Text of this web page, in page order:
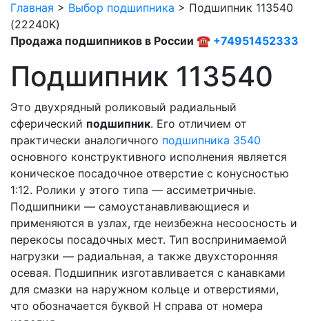
Главная > Выбор подшипника > Подшипник 113540
(22240K)
Продажа подшипников в России ☎ +74951452333
Подшипник 113540
Это двухрядный роликовый радиальный
сферический подшипник. Его отличием от
практически аналогичного подшипника 3540
основного конструктивного исполнения является
коническое посадочное отверстие с конусностью
1:12. Ролики у этого типа — ассиметричные.
Подшипники — самоустанавливающиеся и
применяются в узлах, где неизбежна несоосность и
перекосы посадочных мест. Тип воспринимаемой
нагрузки — радиальная, а также двухсторонняя
осевая. Подшипник изготавливается с канавками
для смазки на наружном кольце и отверстиями,
что обозначается буквой Н справа от номера